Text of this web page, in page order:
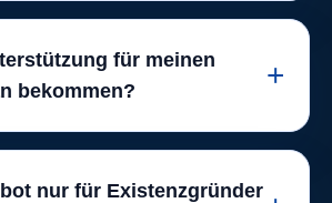
für meinen
bekommen?
nur für Existenzgründer